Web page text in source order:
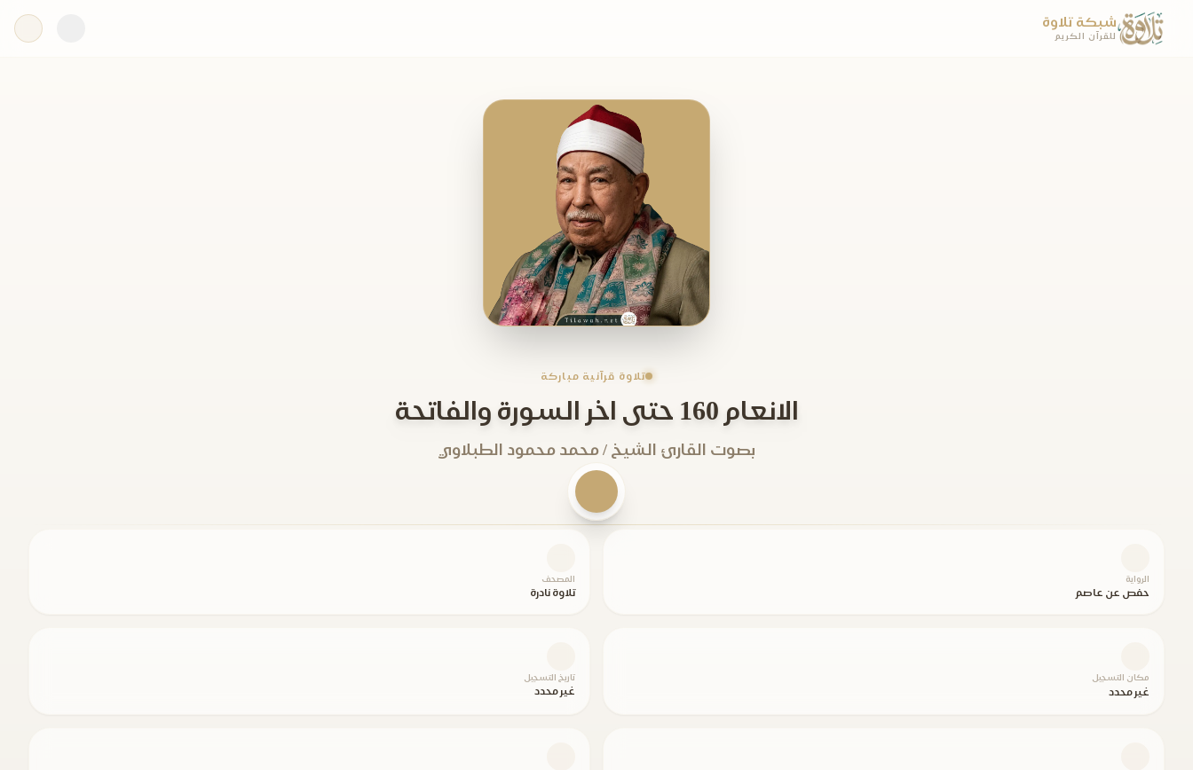
شبكة تلاوة
للقرآن الكريم
تلاوة قرآنية مباركة
الانعام 160 حتى اخر السورة والفاتحة
بصوت القارئ الشيخ / محمد محمود الطبلاوي
الرواية
حفص عن عاصم
المصحف
تلاوة نادرة
مكان التسجيل
غير محدد
تاريخ التسجيل
غير محدد